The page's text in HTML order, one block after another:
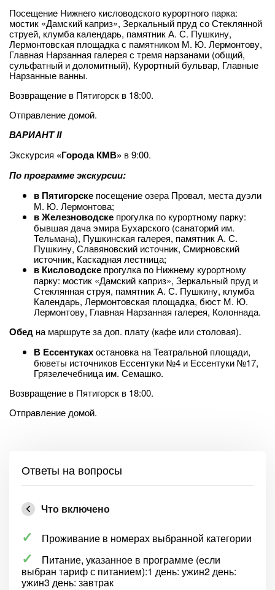
Посещение Нижнего кисловодского курортного парка:
мостик «Дамский каприз», Зеркальный пруд со Стеклянной
струей, клумба календарь, памятник А. С. Пушкину,
Лермонтовская площадка с памятником М. Ю. Лермонтову,
Главная Нарзанная галерея с тремя нарзанами (общий,
сульфатный и доломитный), Курортный бульвар, Главные
Нарзанные ванны.
Возвращение в Пятигорск в 18:00.
Отправление домой.
ВАРИАНТ II
Экскурсия «Города КМВ» в 9:00.
По программе экскурсии:
в Пятигорске посещение озера Провал, места дуэли
М. Ю. Лермонтова;
в Железноводске прогулка по курортному парку:
бывшая дача эмира Бухарского (санаторий им.
Тельмана), Пушкинская галерея, памятник А. С.
Пушкину, Славяновский источник, Смирновский
источник, Каскадная лестница;
в Кисловодске прогулка по Нижнему курортному
парку: мостик «Дамский каприз», Зеркальный пруд и
Стеклянная струя, памятник А. С. Пушкину, клумба
Календарь, Лермонтовская площадка, бюст М. Ю.
Лермонтову, Главная Нарзанная галерея, Колоннада.
Обед на маршруте за доп. плату (кафе или столовая).
В Ессентукахостановка на Театральной площади,
бюветы источников Ессентуки №4 и Ессентуки №17,
Грязелечебница им. Семашко.
Возвращение в Пятигорск в 18:00.
Отправление домой.
Ответы на вопросы
Что включено
Проживание в номерах выбранной категории
Питание, указанное в программе (если
выбран тариф с питанием):1 день: ужин2 день:
ужин3 день: завтрак